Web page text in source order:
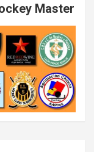
Master